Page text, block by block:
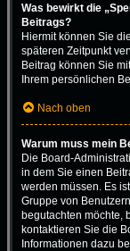
Was bewirkt die
Beitrags?
Hiermit können Sie
späteren Zeitpunkt
Beitrag können Sie
Ihrem persönlichen
Nach oben
Warum muss mein
Die Board-
in dem Sie einen
werden müssen. Es
Gruppe von
begutachten möchte,
kontaktieren Sie die
Informationen dazu